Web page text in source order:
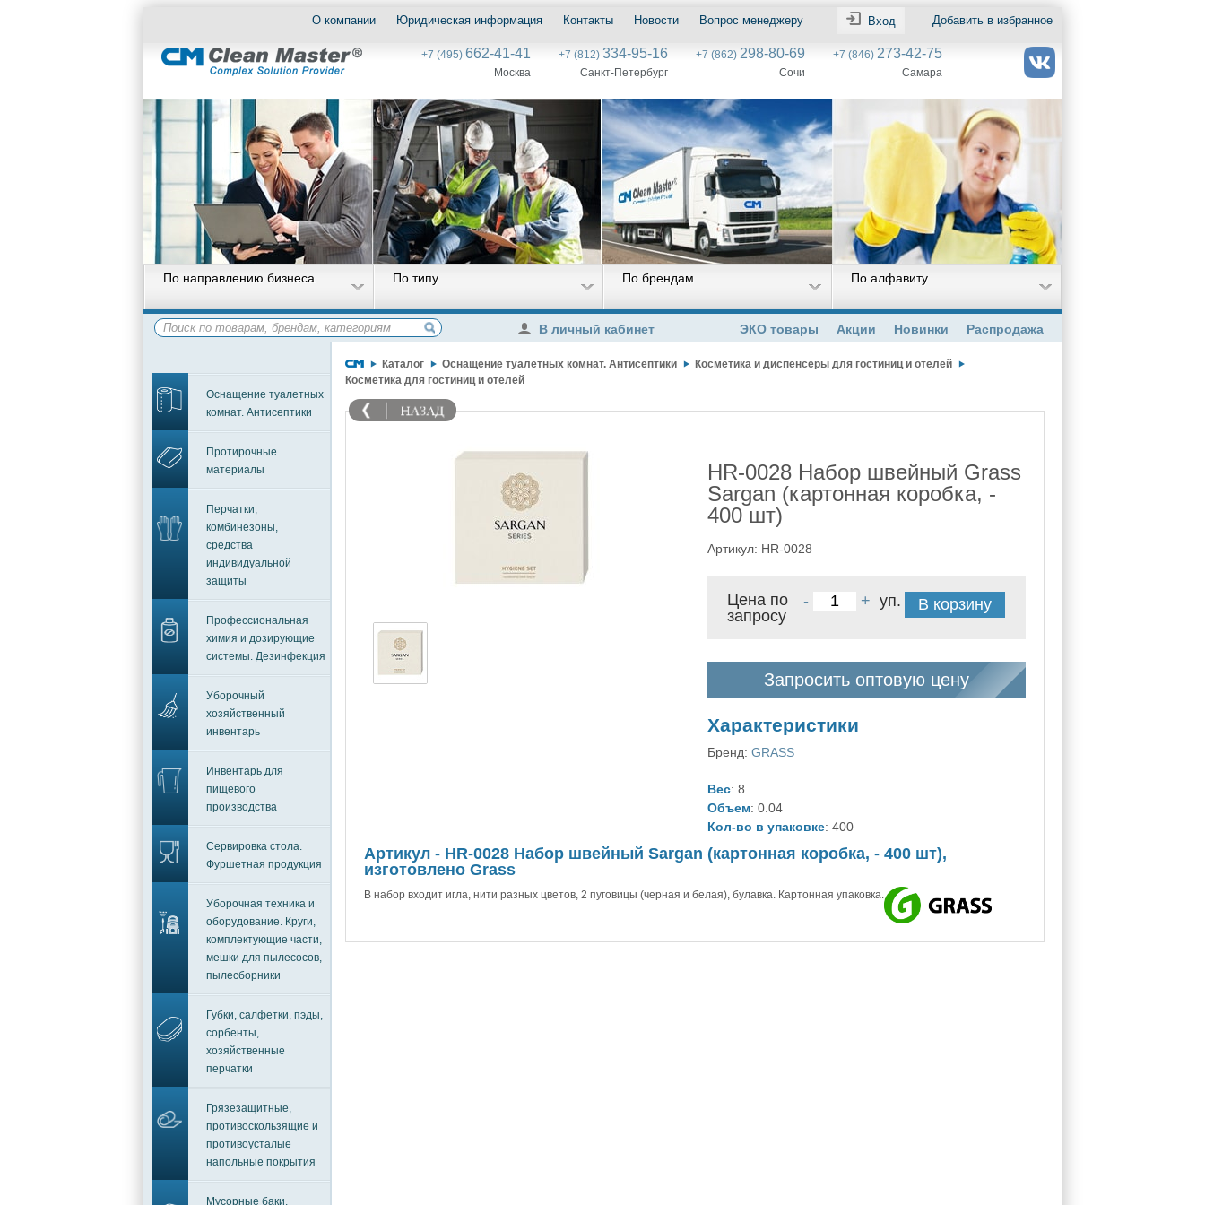
Вход Добавить в избранное
О компании Юридическая информация Контакты Новости Вопрос менеджеру
+7 (495) 662-41-41
Москва
+7 (812) 334-95-16
Санкт-Петербург
+7 (862) 298-80-69
Сочи
+7 (846) 273-42-75
Самара
По направлению бизнеса По типу По брендам По алфавиту
Распродажа
Новинки
Акции
ЭКО товары
В личный кабинет
Оснащение туалетных
комнат. Антисептики
Протирочные
материалы
Перчатки,
комбинезоны,
средства
индивидуальной
защиты
Профессиональная
химия и дозирующие
системы. Дезинфекция
Уборочный
хозяйственный
инвентарь
Инвентарь для
пищевого
производства
Сервировка стола.
Фуршетная продукция
Уборочная техника и
оборудование. Круги,
комплектующие части,
мешки для пылесосов,
пылесборники
Губки, салфетки, пэды,
сорбенты,
хозяйственные
перчатки
Грязезащитные,
противоскользящие и
противоусталые
напольные покрытия
Мусорные баки,
Каталог Оснащение туалетных комнат. Антисептики
Косметика и диспенсеры для гостиниц и отелей
Косметика для гостиниц и отелей
HR-0028 Набор швейный Grass
Sargan (картонная коробка, -
400 шт)
Артикул: HR-0028
Цена по
запросу
- + уп. В корзину
Запросить оптовую цену
Характеристики
Бренд: GRASS
Вес: 8
Объем: 0.04
Кол-во в упаковке: 400
Артикул - HR-0028 Набор швейный Sargan (картонная коробка, - 400 шт),
изготовлено Grass
В набор входит игла, нити разных цветов, 2 пуговицы (черная и белая), булавка. Картонная упаковка.